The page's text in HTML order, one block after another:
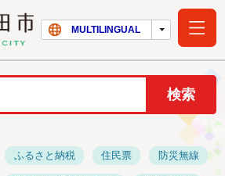
常陸太田市ホー
MULTILINGUAL
ふるさと納税 住民票 防災無線